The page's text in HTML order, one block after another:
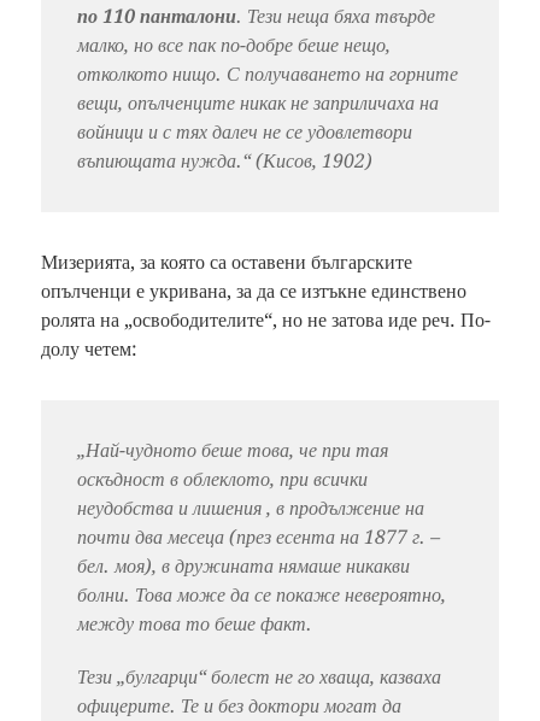
по 110 панталони. Тези неща бяха твърде
малко, но все пак по-добре беше нещо,
отколкото нищо. С получаването на горните
вещи, опълченците никак не заприличаха на
войници и с тях далеч не се удовлетвори
въпиющата нужда.“ (Кисов, 1902)
Мизерията, за която са оставени българските
опълченци е укривана, за да се изтъкне единствено
ролята на „освободителите“, но не затова иде реч. По-
долу четем:
„Най-чудното беше това, че при тая
оскъдност в облеклото, при всички
неудобства и лишения , в продължение на
почти два месеца (през есента на 1877 г. –
бел. моя), в дружината нямаше никакви
болни. Това може да се покаже невероятно,
между това то беше факт.
Тези „булгарци“ болест не го хваща, казваха
офицерите. Те и без доктори могат да